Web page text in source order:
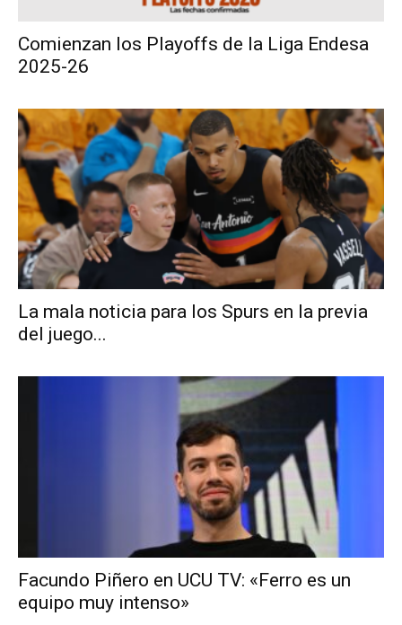
Comienzan los Playoffs de la Liga Endesa
2025-26
La mala noticia para los Spurs en la previa
del juego...
Facundo Piñero en UCU TV: «Ferro es un
equipo muy intenso»